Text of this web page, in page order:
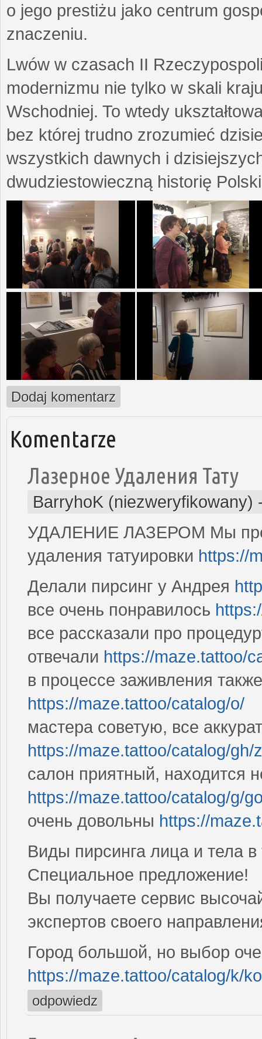
o jego prestiżu jako centrum
znaczeniu.
Lwów w czasach II
modernizmu nie tylko w skali
Wschodniej. To wtedy
bez której trudno zrozumieć
wszystkich dawnych i
dwudziestowieczną historię
Dodaj komentarz
Komentarze
Лазерное Удаления Тату
BarryhoK (niezweryfikowany)
УДАЛЕНИЕ ЛАЗЕРОМ Мы
удаления татуировки https://
Делали пирсинг у Андрея
все очень понравилось
все рассказали про
отвечали https://maze.tattoo/
в процессе заживления
https://maze.tattoo/catalog/o/
мастера советую, все
https://maze.tattoo/catalog/gh/
салон приятный, находится
https://maze.tattoo/catalog/g/
очень довольны https://
Виды пирсинга лица и тела в
Специальное предложение!
Вы получаете сервис
экспертов своего
Город большой, но выбор
https://maze.tattoo/catalog/k/
odpowiedz